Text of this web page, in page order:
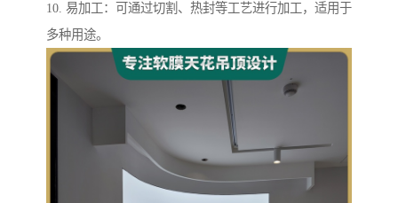
10. 易加工：可通过切割、热封等工艺进行加工，适用于
多种用途。